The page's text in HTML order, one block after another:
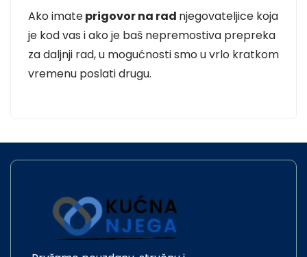
Ako imateprigovor na rad njegovateljice koja
je kod vas i ako je baš nepremostiva prepreka
za daljnji rad, u mogućnosti smo u vrlo kratkom
vremenu poslati drugu.